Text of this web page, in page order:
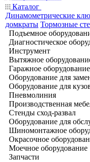
Каталог
Динамометрические
домкраты Тормозные
Подъемное
Диагностическое
Инструмент
Вытяжное
Гаражное оборудование
Оборудование для
Оборудование для
Пневмолиния
Производственная
Стенды сход-развал
Оборудование для
Шиномонтажное
Окрасочное
Моечное оборудование
Запчасти